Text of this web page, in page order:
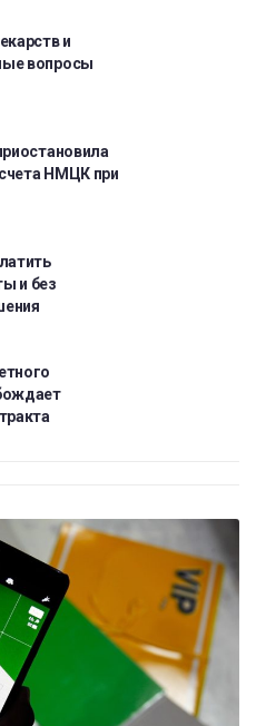
и
вопросы
НМЦК при
и без